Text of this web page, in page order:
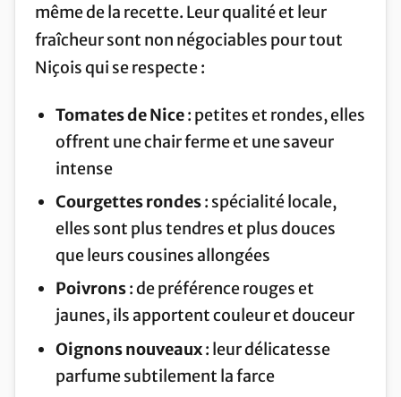
même de la recette. Leur qualité et leur
fraîcheur sont non négociables pour tout
Niçois qui se respecte :
Tomates de Nice: petites et rondes, elles
offrent une chair ferme et une saveur
intense
Courgettes rondes: spécialité locale,
elles sont plus tendres et plus douces
que leurs cousines allongées
Poivrons: de préférence rouges et
jaunes, ils apportent couleur et douceur
Oignons nouveaux: leur délicatesse
parfume subtilement la farce